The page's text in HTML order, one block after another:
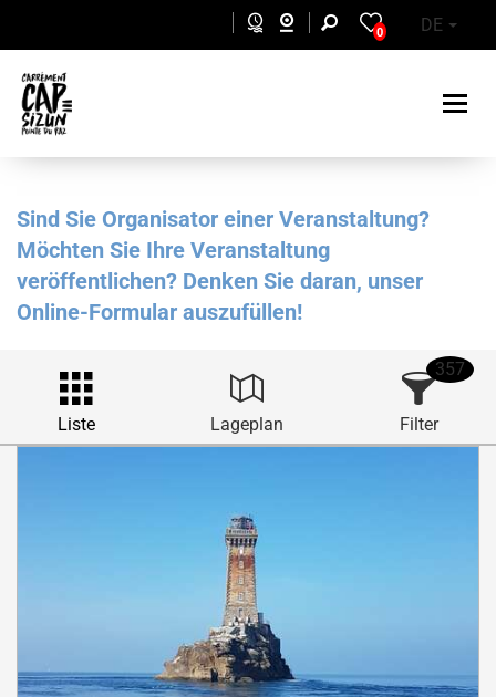
0 DE
Sind Sie Organisator einer Veranstaltung?
Möchten Sie Ihre Veranstaltung
veröffentlichen? Denken Sie daran, unser
Online-Formular auszufüllen!
Liste Lageplan Filter
357